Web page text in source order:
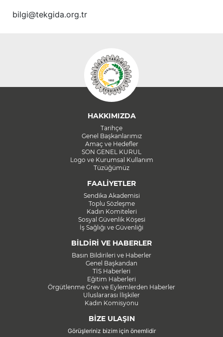
bilgi@tekgida.org.tr
HAKKIMIZDA
Tarihçe
Genel Başkanlarımız
Amaç ve Hedefler
SON GENEL KURUL
Logo ve Kurumsal Kullanım
Tüzüğümüz
FAALİYETLER
Sendika Akademisi
Toplu Sözleşme
Kadın Komiteleri
Sosyal Güvenlik Köşesi
İş Sağlığı ve Güvenliği
BİLDİRİ VE HABERLER
Basın Bildirileri ve Haberler
Genel Başkandan
TİS Haberleri
Eğitim Haberleri
Örgütlenme Grev ve Eylemlerden Haberler
Uluslararası İlişkiler
Kadın Komisyonu
BİZE ULAŞIN
Görüşleriniz bizim için önemlidir